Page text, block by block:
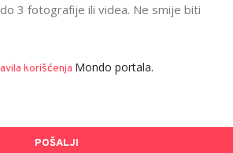
3 fotografije ili videa. Ne smije biti
korišćenja Mondo portala.
POŠALJI